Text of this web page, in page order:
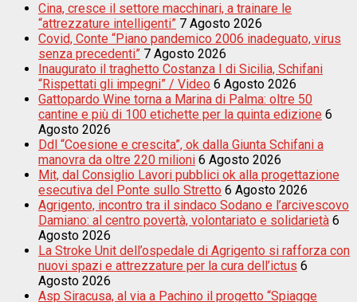
Cina, cresce il settore macchinari, a trainare le
“attrezzature intelligenti” 7 Agosto 2026
Covid, Conte “Piano pandemico 2006 inadeguato, virus
senza precedenti” 7 Agosto 2026
Inaugurato il traghetto Costanza I di Sicilia, Schifani
“Rispettati gli impegni” / Video 6 Agosto 2026
Gattopardo Wine torna a Marina di Palma: oltre 50
cantine e più di 100 etichette per la quinta edizione 6
Agosto 2026
Ddl “Coesione e crescita”, ok dalla Giunta Schifani a
manovra da oltre 220 milioni 6 Agosto 2026
Mit, dal Consiglio Lavori pubblici ok alla progettazione
esecutiva del Ponte sullo Stretto 6 Agosto 2026
Agrigento, incontro tra il sindaco Sodano e l’arcivescovo
Damiano: al centro povertà, volontariato e solidarietà 6
Agosto 2026
La Stroke Unit dell’ospedale di Agrigento si rafforza con
nuovi spazi e attrezzature per la cura dell’ictus 6
Agosto 2026
Asp Siracusa, al via a Pachino il progetto “Spiagge